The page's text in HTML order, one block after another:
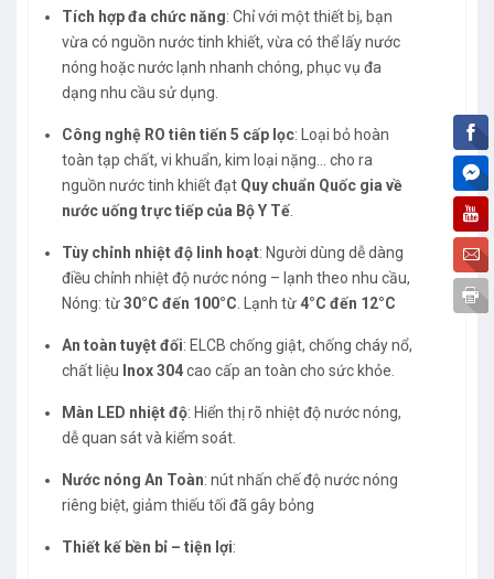
Tích hợp đa chức năng: Chỉ với một thiết bị, bạn
vừa có nguồn nước tinh khiết, vừa có thể lấy nước
nóng hoặc nước lạnh nhanh chóng, phục vụ đa
dạng nhu cầu sử dụng.
Công nghệ RO tiên tiến 5 cấp lọc: Loại bỏ hoàn
toàn tạp chất, vi khuẩn, kim loại nặng… cho ra
nguồn nước tinh khiết đạt Quy chuẩn Quốc gia về
nước uống trực tiếp của Bộ Y Tế
Tùy chỉnh nhiệt độ linh hoạt: Người dùng dễ dàng
điều chỉnh nhiệt độ nước nóng – lạnh theo nhu cầu,
Nóng: từ30°C đến 100°C . Lạnh từ 4°C đến 12°C
An toàn tuyệt đối: ELCB chống giật, chống cháy nổ,
chất liệu Inox 304cao cấp an toàn cho sức khỏe.
Màn LED nhiệt độ: Hiển thị rõ nhiệt độ nước nóng,
dễ quan sát và kiểm soát.
Nước nóng An Toàn: nút nhấn chế độ nước nóng
riêng biệt, giảm thiếu tối đã gây bỏng
Thiết kế bền bỉ – tiện lợi: